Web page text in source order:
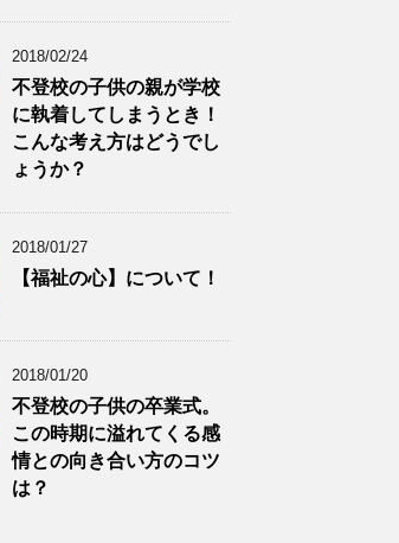
2018/02/24
不登校の子供の親が学校
に執着してしまうとき！
こんな考え方はどうでし
ょうか？
2018/01/27
【福祉の心】について！
2018/01/20
不登校の子供の卒業式。
この時期に溢れてくる感
情との向き合い方のコツ
は？